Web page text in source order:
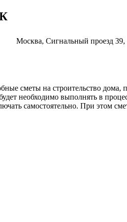
Москва, Сигнальный проезд 39,
сметы на строительство
необходимо выполнять в
самостоятельно. При этом